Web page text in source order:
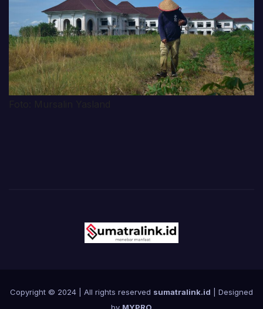
Copyright © 2024 | All rights reserved sumatralink.id | Designed